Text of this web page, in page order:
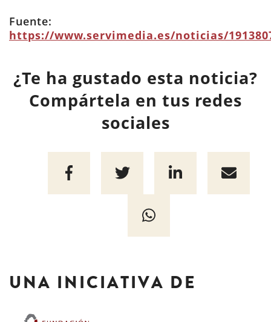
Fuente:
https://www.servimedia.es/noticias/
¿Te ha gustado esta noticia?
Compártela en tus redes
sociales
UNA INICIATIVA DE